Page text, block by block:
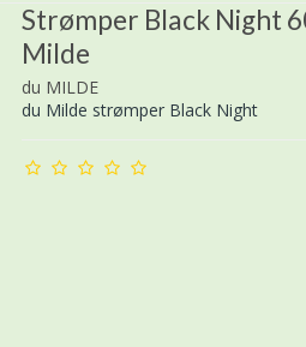
Strømper Black Night
Milde
du MILDE
du Milde strømper Black Night